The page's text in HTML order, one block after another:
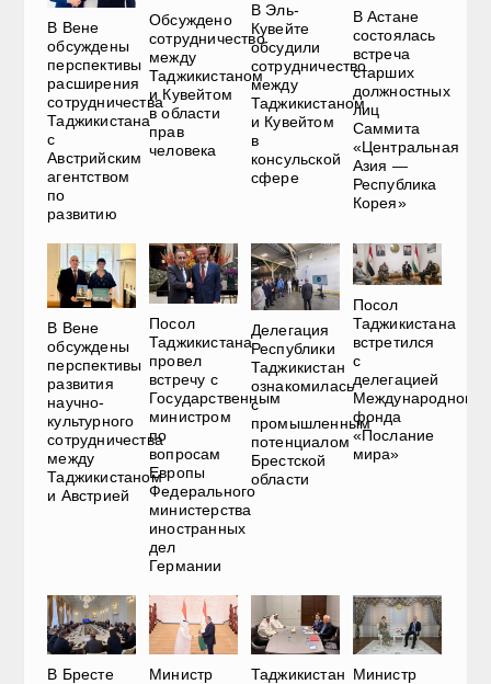
В Вене
обсуждены
перспективы
расширения
сотрудничества
Таджикистана
с
Австрийским
агентством
по
развитию
Обсуждено
сотрудничество
между
Таджикистаном
и Кувейтом
в области
прав
человека
В Эль-
Кувейте
обсудили
сотрудничество
между
Таджикистаном
и Кувейтом
в
консульской
сфере
В Астане
состоялась
встреча
старших
должностных
лиц
Саммита
«Центральная
Азия —
Республика
Корея»
В Вене
обсуждены
перспективы
развития
научно-
культурного
сотрудничества
между
Таджикистаном
и Австрией
Посол
Таджикистана
провел
встречу с
Государственным
министром
по
вопросам
Европы
Федерального
министерства
иностранных
дел
Германии
Делегация
Республики
Таджикистан
ознакомилась
с
промышленным
потенциалом
Брестской
области
Посол
Таджикистана
встретился
с
делегацией
Международного
фонда
«Послание
мира»
В Бресте Министр Таджикистан Министр